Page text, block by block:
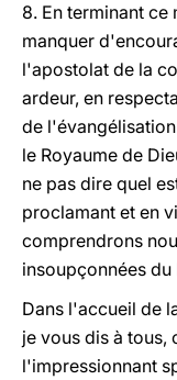
8. En terminant ce
manquer
l'apostolat de la
ardeur, en
de
le Royaume de
ne pas dire quel
proclamant et en
comprendrons
insoupçonnées du
Dans l'accueil de
je vous dis à tous,
l'impressionnant